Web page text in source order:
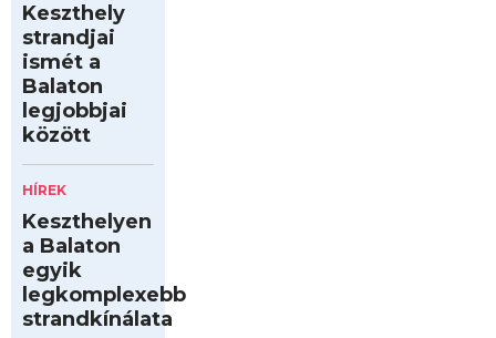
Keszthely
strandjai
ismét a
Balaton
legjobbjai
között
HÍREK
Keszthelyen
a Balaton
egyik
legkomplexebb
strandkínálata